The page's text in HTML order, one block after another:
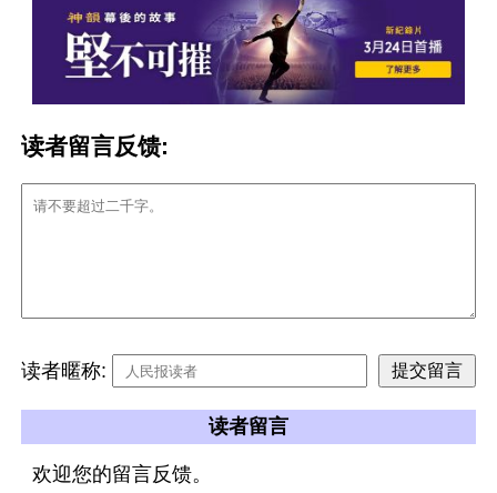
读者留言反馈:
读者暱称:
读者留言
欢迎您的留言反馈。